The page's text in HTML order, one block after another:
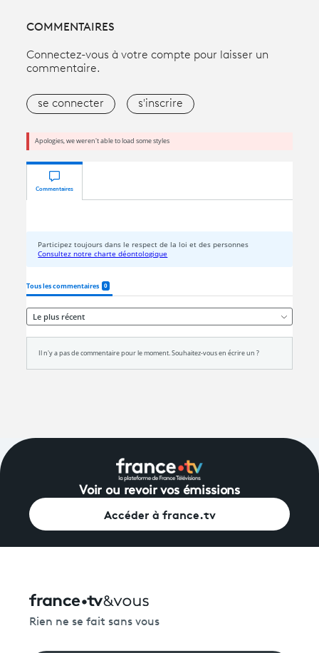
COMMENTAIRES
Connectez-vous à votre compte pour laisser un
commentaire.
se connecter s'inscrire
Voir ou revoir vos émissions
Accéder à france.tv
Rien ne se fait sans vous